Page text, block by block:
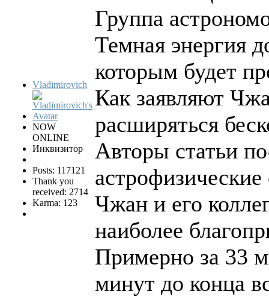
Vladimirovich
NOW
ONLINE
Инквизитор
Posts: 117121
Thank you
received: 2714
Karma: 123
Группа
Темная энергия
которым будет
Как заявляют
расширяться
Авторы статьи
Чжан и его
наиболее
Примерно за 33
минут до конца